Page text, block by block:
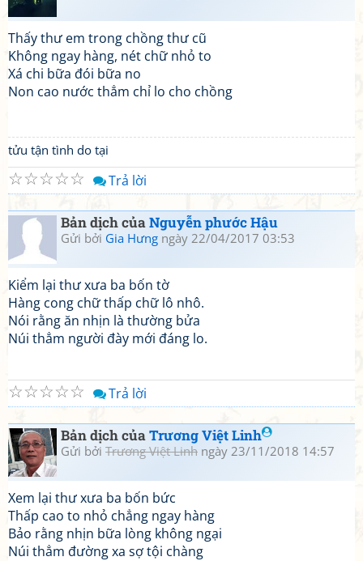
Thấy thư em trong chồng thư cũ
Không ngay hàng, nét chữ nhỏ to
Xá chi bữa đói bữa no
Non cao nước thẳm chỉ lo cho chồng
tửu tận tình do tại
☆
☆
☆
☆
☆ Trả lời
Bản dịch củaNguyễn phước Hậu
Gửi bởi Gia Hưng ngày 22/04/2017 03:53
Kiểm lại thư xưa ba bốn tờ
Hàng cong chữ thấp chữ lô nhô.
Nói rằng ăn nhịn là thường bửa
Núi thẳm người đày mới đáng lo.
☆
☆
☆
☆
☆ Trả lời
Bản dịch củaTrương Việt Linh
Gửi bởi Trương Việt Linh ngày 23/11/2018 14:57
Xem lại thư xưa ba bốn bức
Thấp cao to nhỏ chẳng ngay hàng
Bảo rằng nhịn bữa lòng không ngại
Núi thẳm đường xa sợ tội chàng